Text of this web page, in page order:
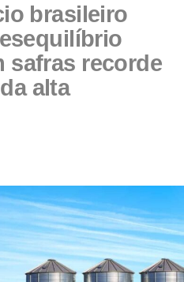
brasileiro
safras recorde
alta